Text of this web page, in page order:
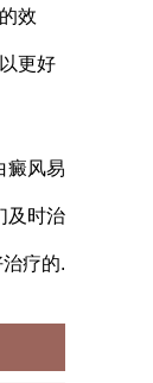
效
更好
癜风易
及时治
疗的.